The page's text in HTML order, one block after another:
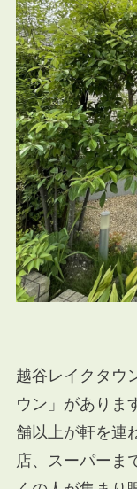
越谷レイクタウ
ウン」がありま
舗以上が軒を連
店、スーパーま